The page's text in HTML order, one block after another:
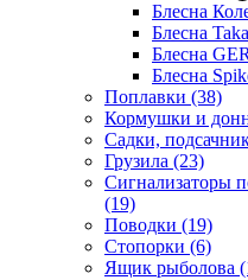
Блесна
Блесна
Блесна
Блесна
Поплавки (38)
Кормушки и
Садки,
Грузила (23)
Сигнализаторы
(19)
Поводки (19)
Стопорки (6)
Ящик рыболова